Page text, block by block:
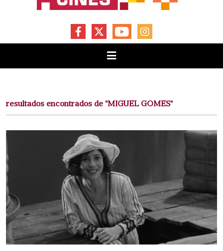
FACEBOOKYOUTUBEINSTAGRAM
resultados encontrados de "MIGUEL GOMES"